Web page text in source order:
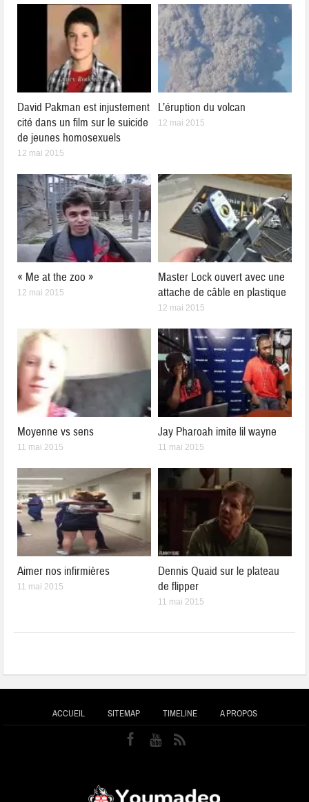
David Pakman est injustement
cité dans un film sur le suicide
de jeunes homosexuels
12 mai 2015
L’éruption du volcan
12 mai 2015
« Me at the zoo »
12 mai 2015
Master Lock ouvert avec une
attache de câble en plastique
12 mai 2015
Moyenne vs sens
11 mai 2015
Jay Pharoah imite lil wayne
11 mai 2015
Aimer nos infirmières
11 mai 2015
Dennis Quaid sur le plateau
de flipper
11 mai 2015
ACCUEIL SITEMAP TIMELINE A PROPOS